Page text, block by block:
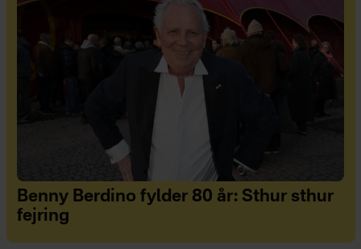
Benny Berdino fylder 80 år: Sthur sthur
fejring